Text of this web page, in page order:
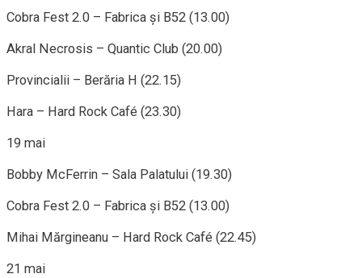
Cobra Fest 2.0 – Fabrica şi B52 (13.00)
Akral Necrosis – Quantic Club (20.00)
Provincialii – Berăria H (22.15)
Hara – Hard Rock Café (23.30)
19 mai
Bobby McFerrin – Sala Palatului (19.30)
Cobra Fest 2.0 – Fabrica şi B52 (13.00)
Mihai Mărgineanu – Hard Rock Café (22.45)
21 mai